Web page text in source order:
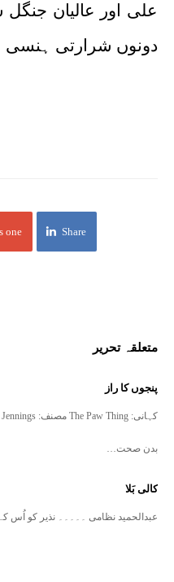
علی اور عالیان جنگل
دونوں شرارتی
one Share
متعلقہ تحریر
پنجوں کا راز
بدن صحت…
کالی بَلا
عبدالحمید نظامی ۔۔۔۔۔ نذیر کو اُس